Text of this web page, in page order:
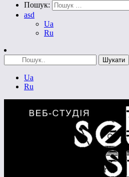
Пошук:
asd
Ua
Ru
Ua
Ru